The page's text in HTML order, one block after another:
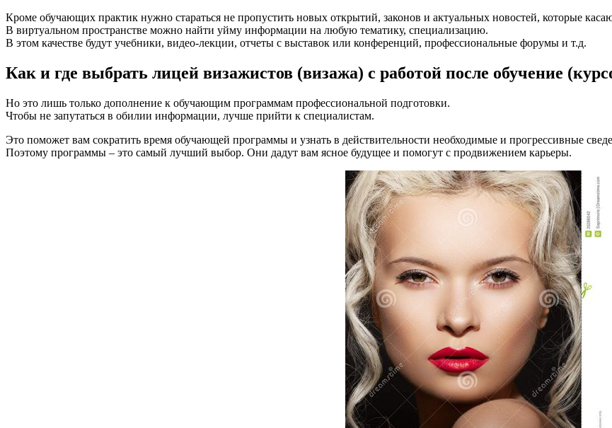
Кроме обучающих практик нужно стараться не пропустить новых открытий, законов и актуальных новостей, которые
В виртуальном пространстве можно найти уйму информации на любую тематику, специализацию.
В этом качестве будут учебники, видео-лекции, отчеты с выставок или конференций, профессиональные форумы и т.д.
Как и где выбрать лицей визажистов (визажа) с работой после обучение
Но это лишь только дополнение к обучающим программам профессиональной подготовки.
Чтобы не запутаться в обилии информации, лучше прийти к специалистам.
Это поможет вам сократить время обучающей программы и узнать в действительности необходимые и прогрессивные
Поэтому программы – это самый лучший выбор. Они дадут вам ясное будущее и помогут с продвижением карьеры.